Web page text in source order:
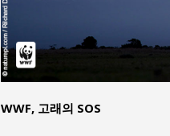
WWF, 고래의 SOS